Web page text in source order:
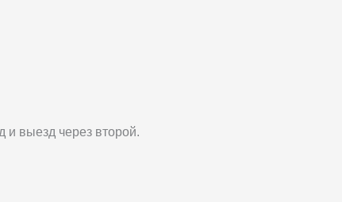
и выезд через второй.